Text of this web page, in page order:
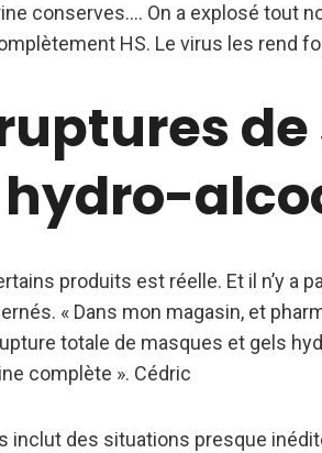
conserves…. On a explosé tout
HS. Le virus les rend
produits est réelle. Et il n’y a
« Dans mon magasin, et
totale de masques et gels
complète ». Cédric
inclut des situations presque